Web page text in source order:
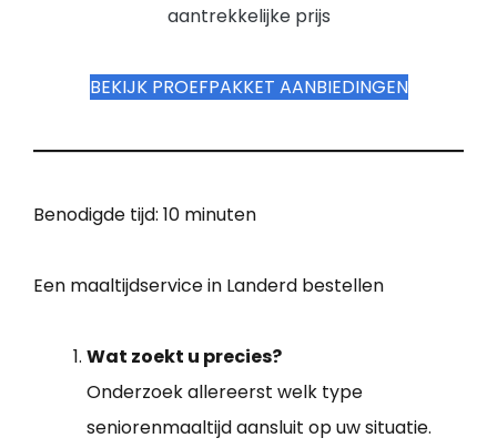
aantrekkelijke prijs
BEKIJK PROEFPAKKET AANBIEDINGEN
Benodigde tijd: 10 minuten
Een maaltijdservice in Landerd bestellen
Wat zoekt u precies?
Onderzoek allereerst welk type
seniorenmaaltijd aansluit op uw situatie.